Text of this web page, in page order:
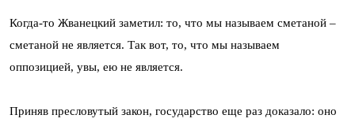
Когда-то Жванецкий заметил: то, что мы называем сметаной –
сметаной не является. Так вот, то, что мы называем
оппозицией, увы, ею не является.
Приняв пресловутый закон, государство еще раз доказало: оно